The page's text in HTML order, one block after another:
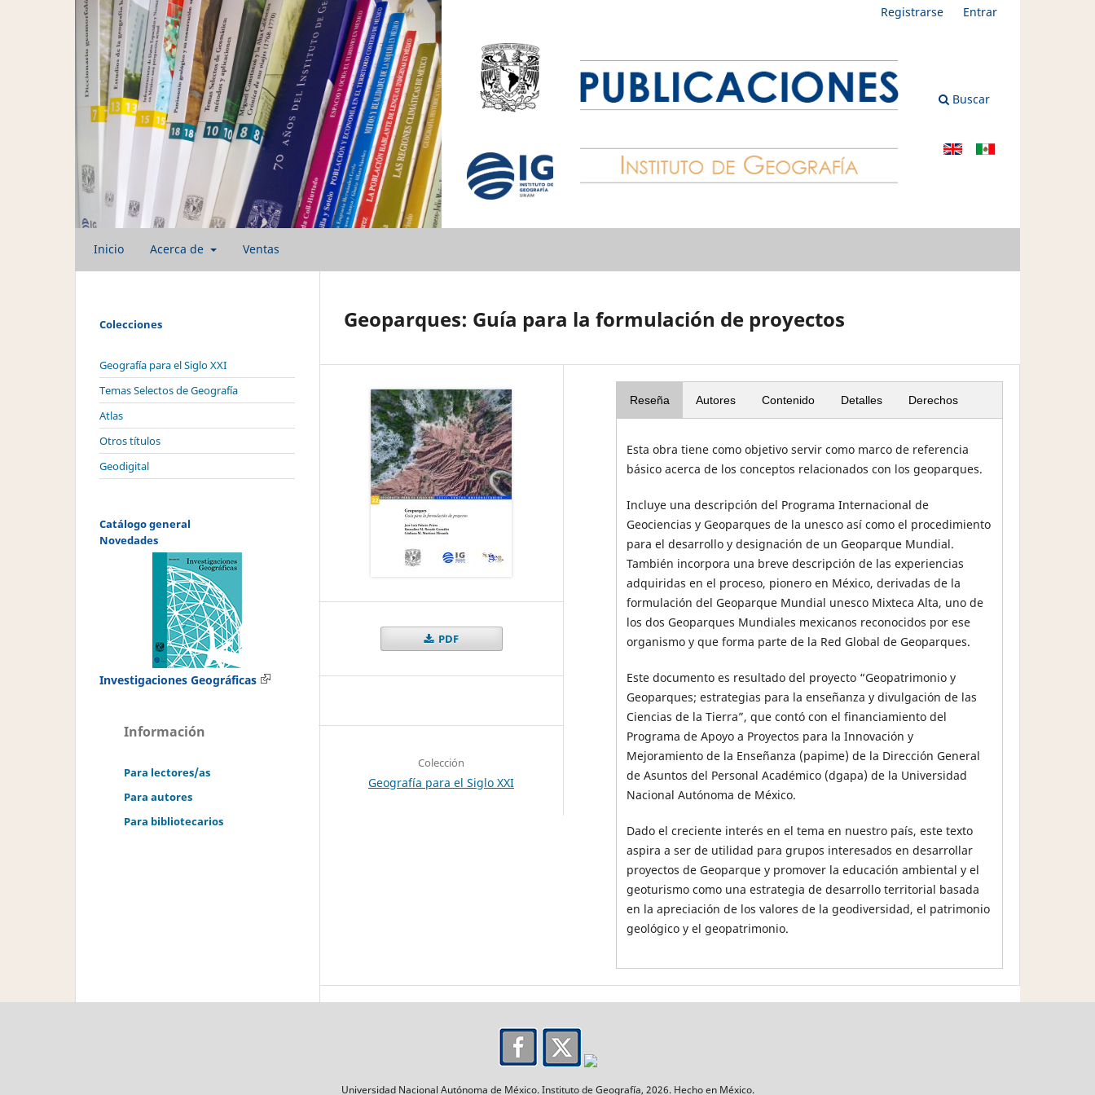
Buscar
Inicio Acerca de Ventas
Registrarse Entrar
Geoparques: Guía para la formulación de proyectos
Reseña Autores Contenido Detalles Derechos
Esta obra tiene como objetivo servir como marco de referencia
básico acerca de los conceptos relacionados con los geoparques.
Incluye una descripción del Programa Internacional de
Geociencias y Geoparques de la unesco así como el procedimiento
para el desarrollo y designación de un Geoparque Mundial.
También incorpora una breve descripción de las experiencias
adquiridas en el proceso, pionero en México, derivadas de la
formulación del Geoparque Mundial unesco Mixteca Alta, uno de
los dos Geoparques Mundiales mexicanos reconocidos por ese
organismo y que forma parte de la Red Global de Geoparques.
Este documento es resultado del proyecto “Geopatrimonio y
Geoparques; estrategias para la enseñanza y divulgación de las
Ciencias de la Tierra”, que contó con el financiamiento del
Programa de Apoyo a Proyectos para la Innovación y
Mejoramiento de la Enseñanza (papime) de la Dirección General
de Asuntos del Personal Académico (dgapa) de la Universidad
Nacional Autónoma de México.
Dado el creciente interés en el tema en nuestro país, este texto
aspira a ser de utilidad para grupos interesados en desarrollar
proyectos de Geoparque y promover la educación ambiental y el
geoturismo como una estrategia de desarrollo territorial basada
en la apreciación de los valores de la geodiversidad, el patrimonio
geológico y el geopatrimonio.
PDF
Colección
Geografía para el Siglo XXI
Colecciones
Geografía para el Siglo XXI
Temas Selectos de Geografía
Atlas
Otros títulos
Geodigital
Catálogo general
Novedades
Investigaciones Geográficas
Información
Para lectores/as
Para autores
Para bibliotecarios
Universidad Nacional Autónoma de México. Instituto de Geografía, 2026. Hecho en México.